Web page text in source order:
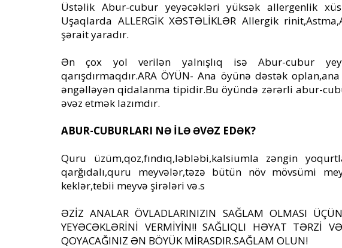
Üstəlik Abur-cubur yeyəcəkləri yüksək allergenlik
Uşaqlarda ALLERGİK XƏSTƏLİKLƏR Allergik
şərait yaradır.
Ən çox yol verilən yalnışlıq isə Abur-cubur
qarışdırmaqdır.ARA ÖYÜN- Ana öyünə dəstək
əngəlləyən qidalanma tipidir.Bu öyündə zərərli abur-
əvəz etmək lazımdır.
ABUR-CUBURLARI NƏ İLƏ ƏVƏZ EDƏK?
Quru üzüm,qoz,fındıq,ləbləbi,kalsiumla zəngin
qarğıdalı,quru meyvələr,təzə bütün növ mövsümi
keklər,tebii meyvə şirələri və.s
ƏZİZ ANALAR ÖVLADLARINIZIN SAĞLAM OLMASI
YEYƏCƏKLƏRİNİ VERMİYİN!! SAĞLIQLI HƏYAT TƏRZİ
QOYACAĞINIZ ƏN BÖYÜK MİRASDIR.SAĞLAM OLUN!